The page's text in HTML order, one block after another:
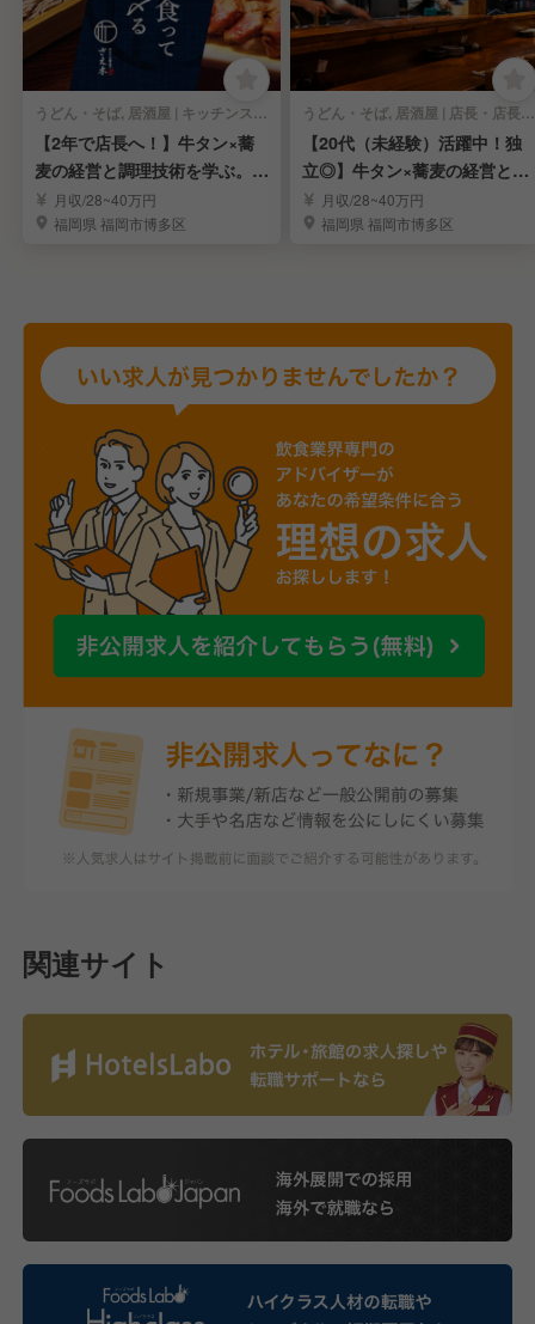
うどん・そば, 居酒屋 | キッチンスタッフ
【2年で店長へ！】牛タン×蕎
麦の経営と調理技術を学ぶ。2
0代活躍中！
月収/28~40万円
福岡県 福岡市博多区
うどん・そば, 居酒屋 | 店長・店長候補
【20代（未経験）活躍中！独
立◎】牛タン×蕎麦の経営と調
理技術を学ぶ。
月収/28~40万円
福岡県 福岡市博多区
関連サイト